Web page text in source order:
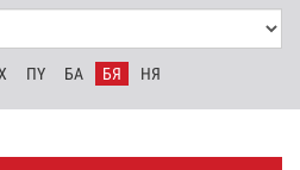
ПҮ БА БЯ НЯ